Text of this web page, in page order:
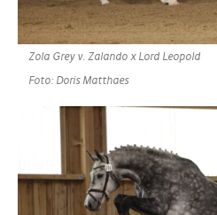
Zola Grey v. Zalando x Lord Leopold
Foto: Doris Matthaes